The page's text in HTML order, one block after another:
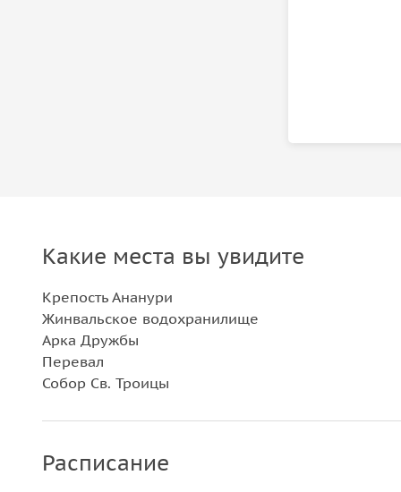
Какие места вы увидите
Крепость Ананури
Жинвальское водохранилище
Арка Дружбы
Перевал
Собор Св. Троицы
Расписание